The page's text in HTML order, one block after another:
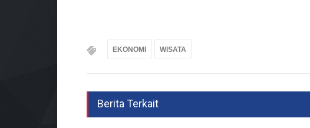
EKONOMI WISATA
Berita Terkait